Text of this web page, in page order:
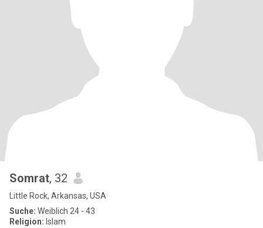
Somrat, 32
Little Rock, Arkansas, USA
Suche: Weiblich 24 - 43
Religion: Islam